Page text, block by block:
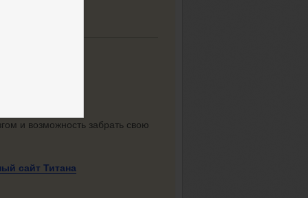
и возможность забрать свою
сайт Титана